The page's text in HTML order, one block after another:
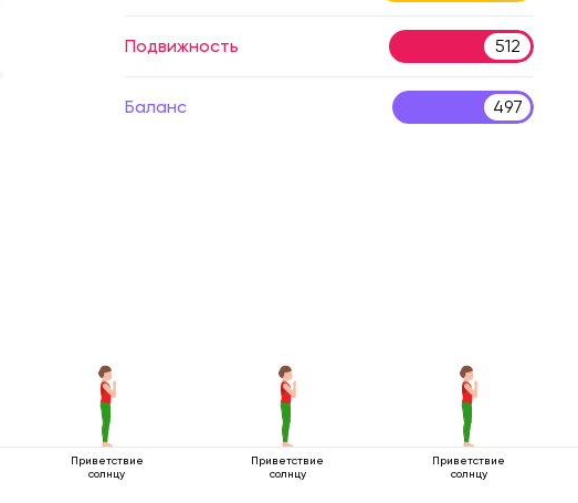
Подвижность 512
Баланс 497
Приветствие
солнцу
Приветствие
солнцу
Приветствие
солнцу